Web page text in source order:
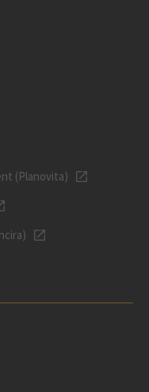
(Planovita)